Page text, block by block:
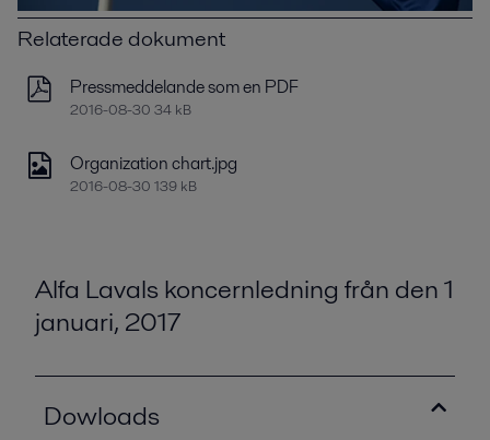
Relaterade dokument
Pressmeddelande som en PDF
2016-08-30 34 kB
Organization chart.jpg
2016-08-30 139 kB
Alfa Lavals koncernledning från den 1
januari, 2017
Dowloads